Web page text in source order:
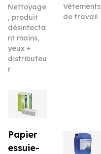
Nettoyage
, produit
désinfecta
nt mains,
yeux +
distributeu
r
Vêtements
de travail
Papier
essuie-